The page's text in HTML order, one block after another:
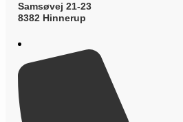
Samsøvej 21-23
8382 Hinnerup